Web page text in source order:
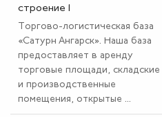
строение 1
Торгово-логистическая база
«Сатурн Ангарск». Наша база
предоставляет в аренду
торговые площади, складские
и производственные
помещения, открытые ...